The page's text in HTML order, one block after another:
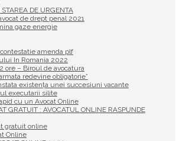
DE URGENTA
de drept penal 2021
gaze energie
amenda plf
In Romania 2022
ore – Biroul de avocatura
redevine obligatorie”
existenţa unei succesiuni vacante
executarii silite
cu un Avocat Online
GRATUIT : AVOCATUL ONLINE RASPUNDE
gratuit online
Online